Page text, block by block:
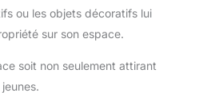
ou les objets décoratifs lui
sur son espace.
soit non seulement attirant